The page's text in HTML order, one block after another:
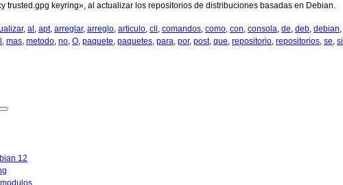
trusted.gpg keyring», al actualizar los repositorios de distribuciones basadas en Debian.
, al , apt, arreglar, arreglo, articulo, cli, comandos, como, con, consola, de, deb, debian,
, mas, metodo, no, O, paquete, paquetes, para, por, post, que, repositorio, repositorios, se, si
12